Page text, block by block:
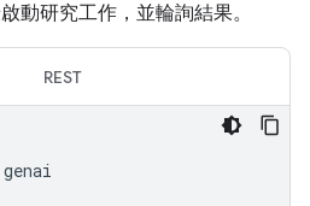
動研究工作，並輪詢結果。
REST
genai